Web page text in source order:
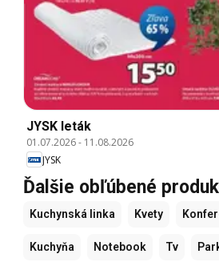
JYSK leták
01.07.2026- 11.08.2026
JYSK
Ďalšie obľúbené
Kuchynská linka Kvety
Kuchyňa Notebook Tv